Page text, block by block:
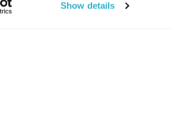
Show details